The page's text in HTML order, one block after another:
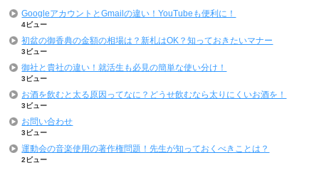
GoogleアカウントとGmailの違い！YouTubeも便利に！
4ビュー
初盆の御香典の金額の相場は？新札はOK？知っておきたいマナー
3ビュー
御社と貴社の違い！就活生も必見の簡単な使い分け！
3ビュー
お酒を飲むと太る原因ってなに？どうせ飲むなら太りにくいお酒を！
3ビュー
お問い合わせ
3ビュー
運動会の音楽使用の著作権問題！先生が知っておくべきことは？
2ビュー